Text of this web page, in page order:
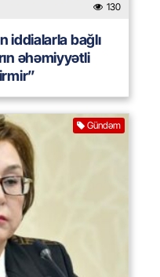
130
iddialarla bağlı
əhəmiyyətli
Gündəm